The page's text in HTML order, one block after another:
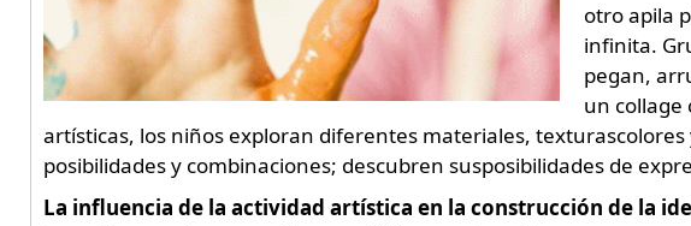
otro apila
infinita.
pegan,
un collage
artísticas, los niños exploran diferentes materiales,
posibilidades y combinaciones; descubren susposibilidades de
La influencia de la actividad artística en la construcción de la